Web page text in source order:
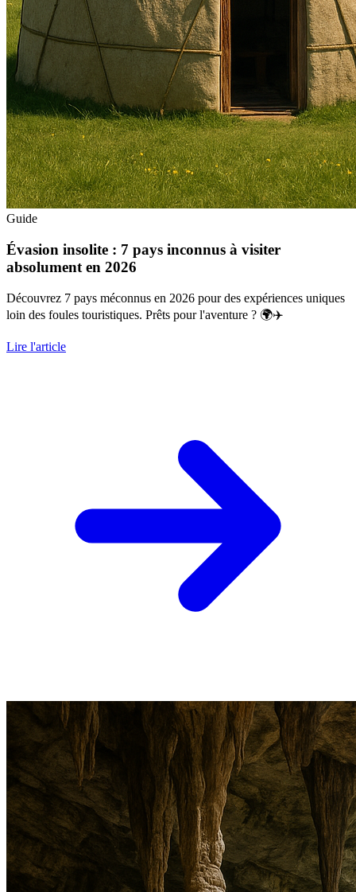
Guide
Évasion insolite : 7 pays inconnus à visiter
absolument en 2026
Découvrez 7 pays méconnus en 2026 pour des expériences uniques
loin des foules touristiques. Prêts pour l'aventure ? 🌍✈️
Lire l'article